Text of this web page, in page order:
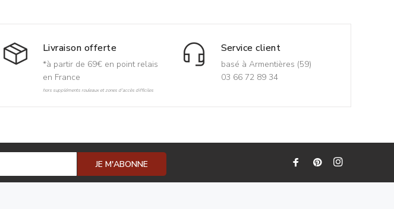
Livraison offerte
*à partir de 69€ en point relais
en France
hors suppléments rouleaux et zones d'accès difficiles
Service client
basé à Armentières (59)
03 66 72 89 34
JE M'ABONNE